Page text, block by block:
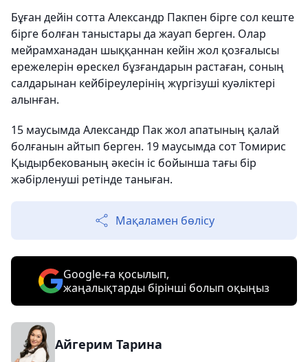
Бұған дейін сотта Александр Пакпен бірге сол кеште
бірге болған таныстары да жауап берген. Олар
мейрамханадан шыққаннан кейін жол қозғалысы
ережелерін өрескел бұзғандарын растаған, соның
салдарынан кейбіреулерінің жүргізуші куәліктері
алынған.
15 маусымда Александр Пак жол апатының қалай
болғанын айтып берген. 19 маусымда сот Томирис
Қыдырбекованың әкесін іс бойынша тағы бір
жәбірленуші ретінде таныған.
Мақаламен бөлісу
Google-ға қосылып,
жаңалықтарды бірінші болып оқыңыз
Айгерим Тарина